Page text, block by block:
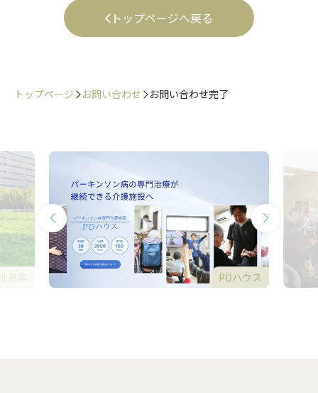
トップページへ戻る
トップページ お問い合わせ お問い合わせ完了
PDハウス